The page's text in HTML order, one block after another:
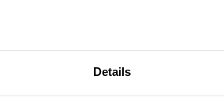
Details